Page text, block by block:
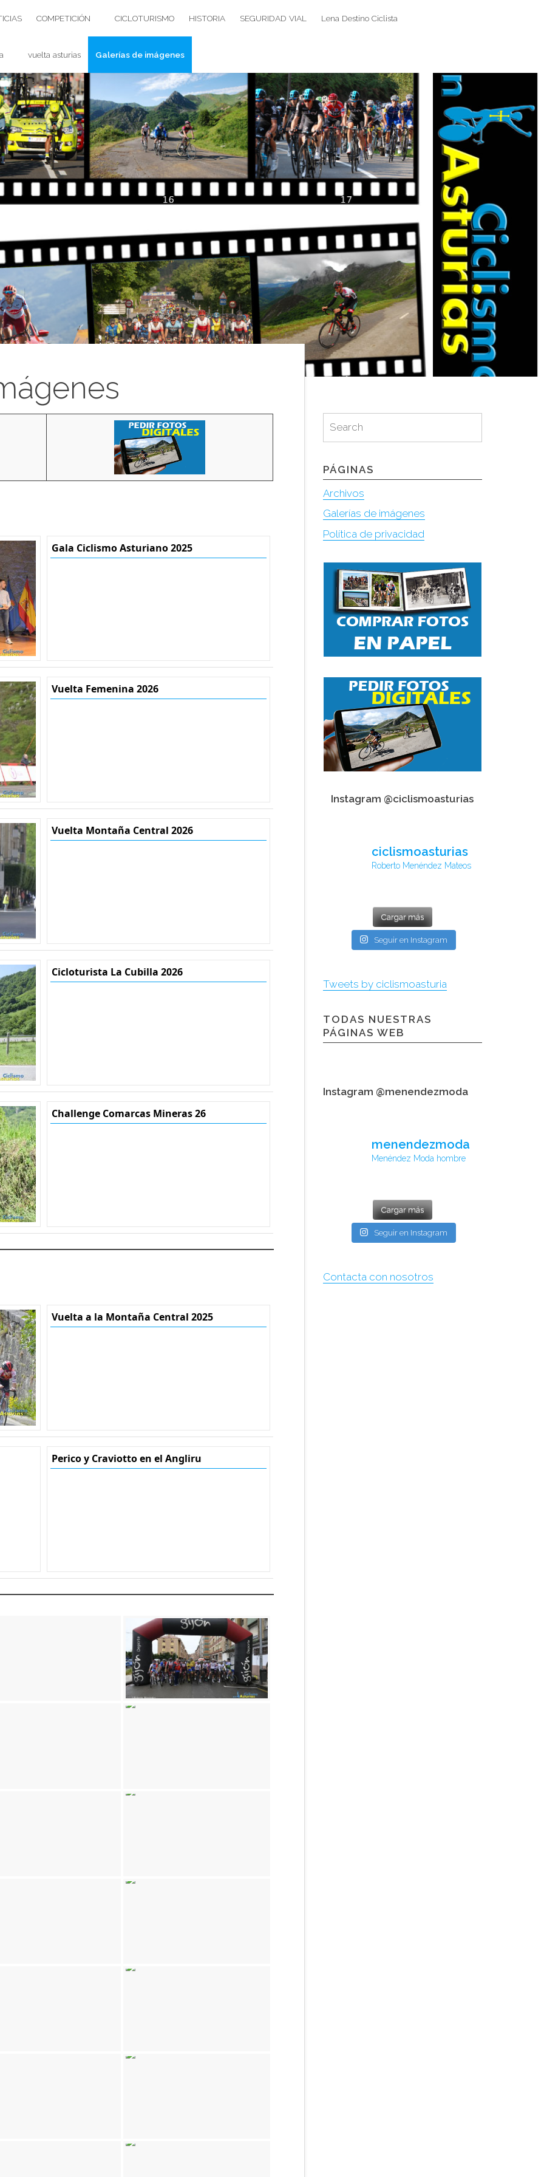
COMPETICIÓN CICLOTURISMO HISTORIA SEGURIDAD VIAL Lena Destino Ciclista
vuelta asturias Galerías de imágenes
Gala Ciclismo Asturiano 2025
Vuelta Femenina 2026
Vuelta Montaña Central 2026
Cicloturista La Cubilla 2026
Challenge Comarcas Mineras 26
Vuelta a la Montaña Central 2025
Perico y Craviotto en el Angliru
for:
Search
PÁGINAS
Archivos
Galerías de imágenes
Política de privacidad
Instagram @ciclismoasturias
ciclismoasturias
Roberto Menéndez Mateos
Cargar más
Seguir en Instagram
Tweets by ciclismoasturia
TODAS NUESTRAS
PÁGINAS WEB
Instagram @menendezmoda
menendezmoda
Menéndez Moda hombre
Cargar más
Seguir en Instagram
Contacta con nosotros